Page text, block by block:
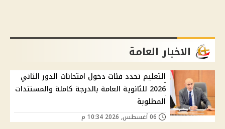
الاخبار العامة
التعليم تحدد فئات دخول امتحانات الدور الثاني
2026 للثانوية العامة بالدرجة كاملة والمستندات
المطلوبة